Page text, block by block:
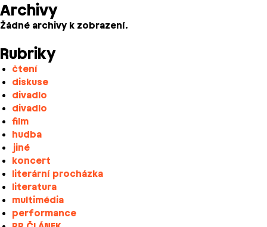
Archivy
Žádné archivy k zobrazení.
Rubriky
čtení
diskuse
divadlo
divadlo
film
hudba
jiné
koncert
literární procházka
literatura
multimédia
performance